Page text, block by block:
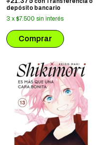
depósito bancario
3 x $7.500 sin interés